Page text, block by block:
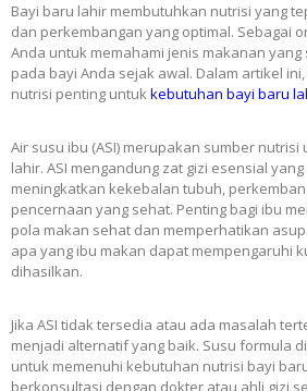
Bayi baru lahir membutuhkan nutrisi yang
dan perkembangan yang optimal. Sebagai
Anda untuk memahami jenis makanan
pada bayi Anda sejak awal. Dalam artikel
nutrisi penting untukkebutuhan bayi baru
Air susu ibu (ASI) merupakan sumber nutrisi
lahir. ASI mengandung zat gizi esensial
meningkatkan kekebalan tubuh,
pencernaan yang sehat. Penting bagi ibu
pola makan sehat dan memperhatikan
apa yang ibu makan dapat mempengaruhi
dihasilkan.
Jika ASI tidak tersedia atau ada masalah
menjadi alternatif yang baik. Susu formula
untuk memenuhi kebutuhan nutrisi bayi
berkonsultasi dengan dokter atau ahli gizi